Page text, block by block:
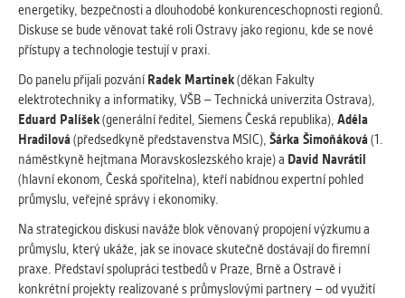
energetiky, bezpečnosti a dlouhodobé konkurenceschopnosti regionů.
Diskuse se bude věnovat také roli Ostravy jako regionu, kde se nové
přístupy a technologie testují v praxi.
Do panelu přijali pozvání Radek Martinek(děkan Fakulty
elektrotechniky a informatiky, VŠB – Technická univerzita Ostrava),
Eduard Palíšek(generální ředitel, Siemens Česká republika), Adéla
Hradilová(předsedkyně představenstva MSIC), Šárka Šimoňáková(1.
náměstkyně hejtmana Moravskoslezského kraje) a David Navrátil
(hlavní ekonom, Česká spořitelna), kteří nabídnou expertní pohled
průmyslu, veřejné správy i ekonomiky.
Na strategickou diskusi naváže blok věnovaný propojení výzkumu a
průmyslu, který ukáže, jak se inovace skutečně dostávají do firemní
praxe. Představí spolupráci testbedů v Praze, Brně a Ostravě i
konkrétní projekty realizované s průmyslovými partnery – od využití